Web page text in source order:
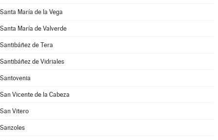
Santa María de la Vega
Santa María de Valverde
Santibáñez de Tera
Santibáñez de Vidriales
Santovenia
San Vicente de la Cabeza
San Vitero
Sanzoles